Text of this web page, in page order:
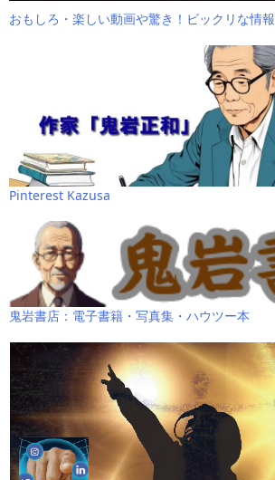
おもしろ・楽しい動画や驚き！ビックリな情報
Pinterest Kazusa
鬼岩書店：電子書籍・写真集・ハウツー本